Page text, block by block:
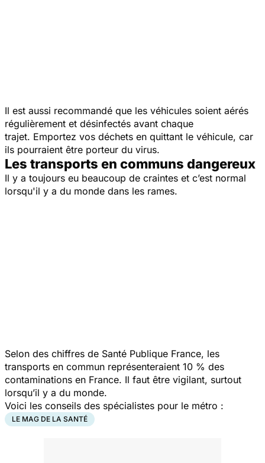
Il est aussi recommandé que les véhicules soient aérés
régulièrement et désinfectés avant chaque
trajet. Emportez vos déchets en quittant le véhicule, car
ils pourraient être porteur du virus.
Les transports en communs dangereux
Il y a toujours eu beaucoup de craintes et c’est normal
lorsqu'il y a du monde dans les rames.
Selon des chiffres de Santé Publique France, les
transports en commun représenteraient 10 % des
contaminations en France. Il faut être vigilant, surtout
lorsqu’il y a du monde.
Voici les conseils des spécialistes pour le métro :
LE MAG DE LA SANTÉ